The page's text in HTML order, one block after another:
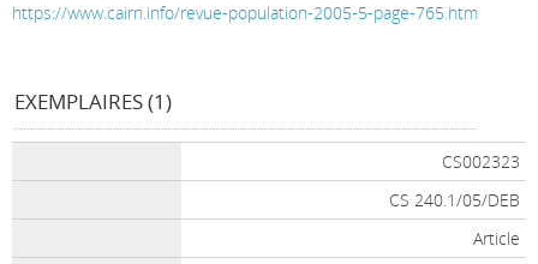
https://www.cairn.info/revue-population-2005-5-page-765.htm
EXEMPLAIRES (1)
CS002323
CS 240.1/05/DEB
Article